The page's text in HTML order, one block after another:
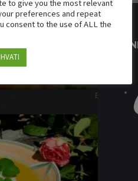
LUKOM
Hladna predjela
to give you the most relevant
preferences and repeat
consent to the use of ALL the